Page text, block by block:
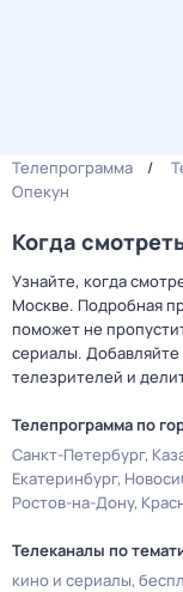
Телепрограмма
Опекун
Когда
Узнайте, когда
Москве. Подробная
поможет не
сериалы.
телезрителей и
Телепрограмма по
Санкт-Петербург
Екатеринбург
Ростов-на-Дону
Телеканалы по
кино и сериалы